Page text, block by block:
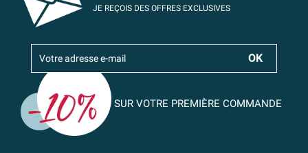
JE REÇOIS DES OFFRES EXCLUSIVES
SUR VOTRE PREMIÈRE COMMANDE